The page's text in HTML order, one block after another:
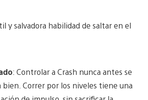
y salvadora habilidad de saltar en el
: Controlar a Crash nunca antes se
Correr por los niveles tiene una